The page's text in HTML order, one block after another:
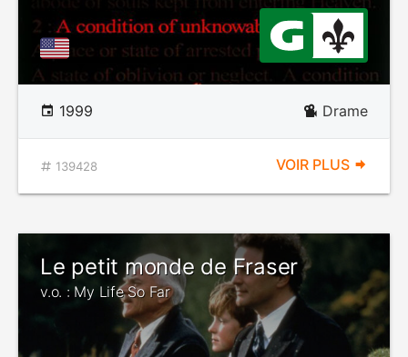
1999 Drame
139428 VOIR PLUS
Le petit monde de Fraser
v.o. : My Life So Far